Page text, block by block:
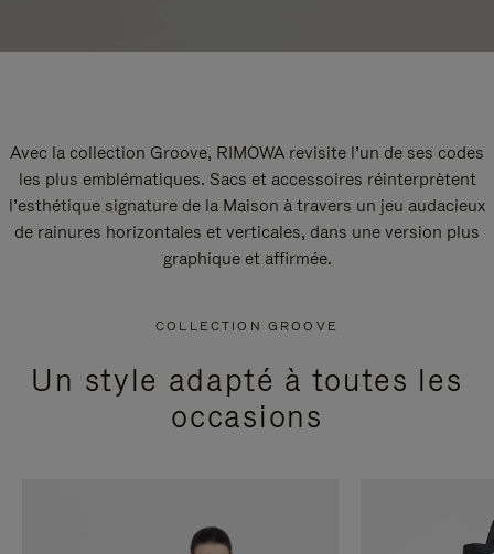
Avec la collection Groove, RIMOWA revisite l’un de ses codes
les plus emblématiques. Sacs et accessoires réinterprètent
l’esthétique signature de la Maison à travers un jeu audacieux
de rainures horizontales et verticales, dans une version plus
graphique et affirmée.
COLLECTION GROOVE
Un style adapté à toutes les
occasions